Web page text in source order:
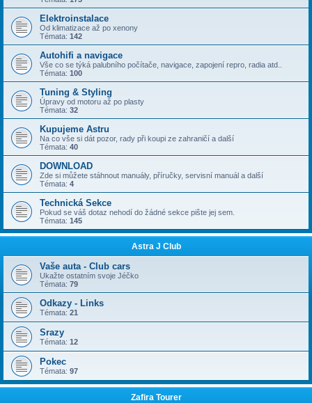
Elektroinstalace
Od klimatizace až po xenony
Témata: 142
Autohifi a navigace
Vše co se týká palubního počítače, navigace, zapojení repro, radia atd..
Témata: 100
Tuning & Styling
Úpravy od motoru až po plasty
Témata: 32
Kupujeme Astru
Na co vše si dát pozor, rady při koupi ze zahraničí a další
Témata: 40
DOWNLOAD
Zde si můžete stáhnout manuály, příručky, servisní manuál a další
Témata: 4
Technická Sekce
Pokud se váš dotaz nehodí do žádné sekce pište jej sem.
Témata: 145
Astra J Club
Vaše auta - Club cars
Ukažte ostatním svoje Jéčko
Témata: 79
Odkazy - Links
Témata: 21
Srazy
Témata: 12
Pokec
Témata: 97
Zafira Tourer